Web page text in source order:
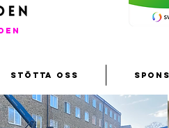
Stötta oss